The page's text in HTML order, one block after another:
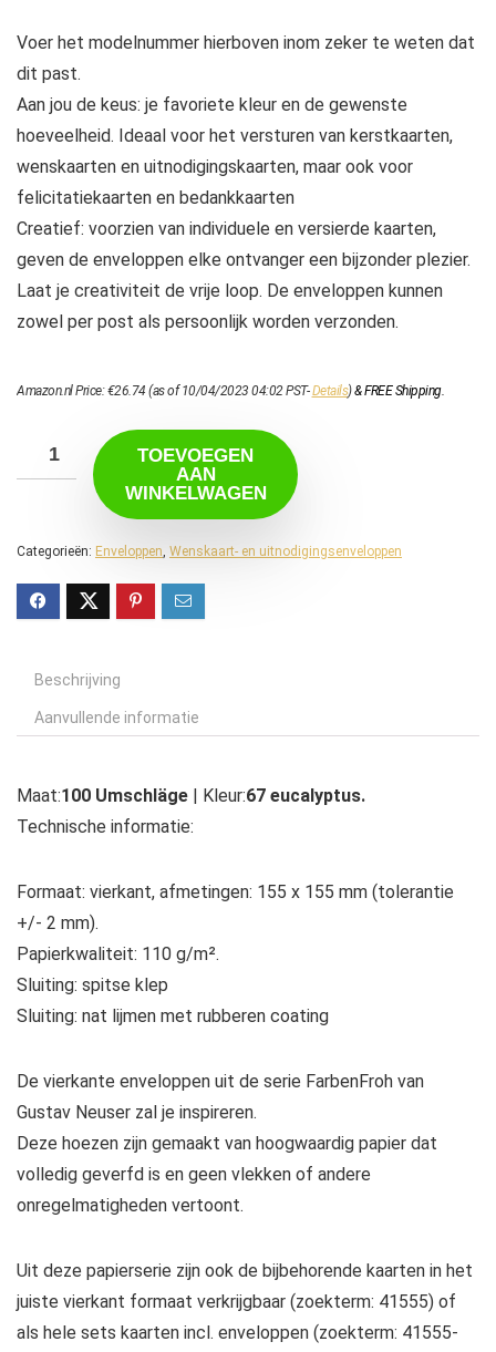
Voer het modelnummer hierboven inom zeker te weten dat
dit past.
Aan jou de keus: je favoriete kleur en de gewenste
hoeveelheid. Ideaal voor het versturen van kerstkaarten,
wenskaarten en uitnodigingskaarten, maar ook voor
felicitatiekaarten en bedankkaarten
Creatief: voorzien van individuele en versierde kaarten,
geven de enveloppen elke ontvanger een bijzonder plezier.
Laat je creativiteit de vrije loop. De enveloppen kunnen
zowel per post als persoonlijk worden verzonden.
Amazon.nl Price:€26.74 (as of 10/04/2023 04:02 PST-Details)&FREE Shipping.
TOEVOEGEN
AAN
WINKELWAGEN
Categorieën: Enveloppen, Wenskaart- en uitnodigingsenveloppen
Beschrijving
Aanvullende informatie
Maat:100 Umschläge | Kleur:67 eucalyptus.
Technische informatie:
Formaat: vierkant, afmetingen: 155 x 155 mm (tolerantie
+/- 2 mm).
Papierkwaliteit: 110 g/m².
Sluiting: spitse klep
Sluiting: nat lijmen met rubberen coating
De vierkante enveloppen uit de serie FarbenFroh van
Gustav Neuser zal je inspireren.
Deze hoezen zijn gemaakt van hoogwaardig papier dat
volledig geverfd is en geen vlekken of andere
onregelmatigheden vertoont.
Uit deze papierserie zijn ook de bijbehorende kaarten in het
juiste vierkant formaat verkrijgbaar (zoekterm: 41555) of
als hele sets kaarten incl. enveloppen (zoekterm: 41555-